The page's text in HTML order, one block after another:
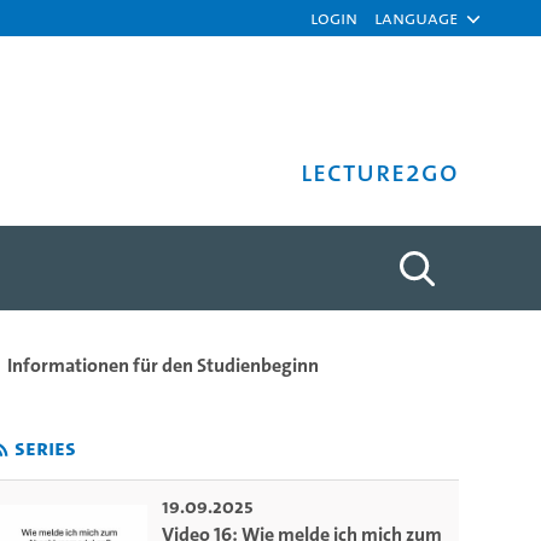
Login Language
Lecture2Go
an? - Dr. Sabine
Informationen für den Studienbeginn
Series
19.09.2025
Video 16: Wie melde ich mich zum